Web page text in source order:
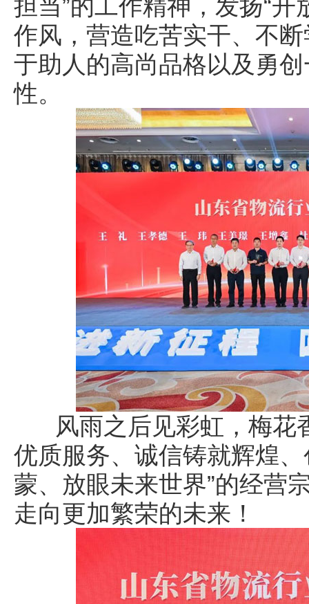
担当”的工作精神，发扬“
作风，营造吃苦实干、不
于助人的高尚品格以及勇
性。
风雨之后见彩虹，梅花
优质服务、诚信铸就辉煌
蒙、放眼未来世界”的经营
走向更加繁荣的未来！